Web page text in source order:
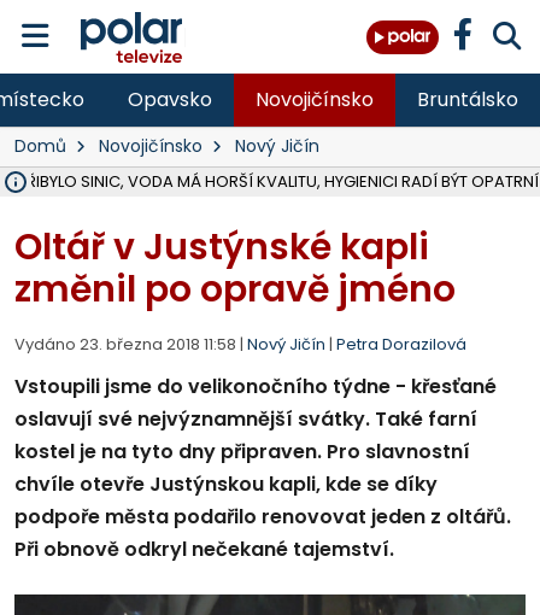
Opavsko Novojičínsko Bruntálsko
Domů Novojičínsko Nový Jičín
PŘIBYLO SINIC, VODA MÁ HORŠÍ KVALITU, HYGIENICI RADÍ BÝT OPATRNÍ
Oltář v Justýnské kapli
změnil po opravě jméno
Vydáno 23. března 2018 11:58 | Nový Jičín | Petra Dorazilová
Vstoupili jsme do velikonočního týdne - křesťané
oslavují své nejvýznamnější svátky. Také farní
kostel je na tyto dny připraven. Pro slavnostní
chvíle otevře Justýnskou kapli, kde se díky
podpoře města podařilo renovovat jeden z oltářů.
Při obnově odkryl nečekané tajemství.